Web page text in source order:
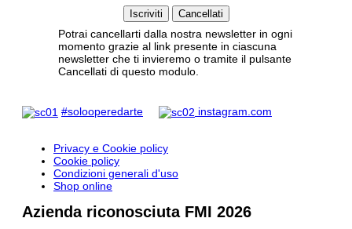
Potrai cancellarti dalla nostra newsletter in ogni
momento grazie al link presente in ciascuna
newsletter che ti invieremo o tramite il pulsante
Cancellati di questo modulo.
#solooperedarte instagram.com
Privacy e Cookie policy
Cookie policy
Condizioni generali d'uso
Shop online
Azienda riconosciuta FMI 2026